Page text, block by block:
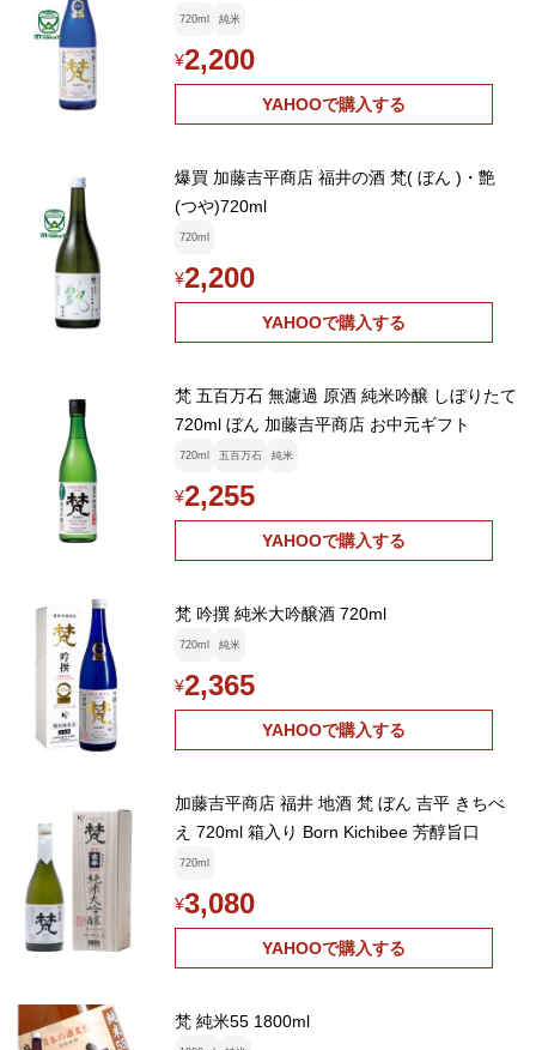
720ml 純米
¥2,200
YAHOOで購入する
爆買 加藤吉平商店 福井の酒 梵( ぼん )・艶
(つや)720ml
720ml
¥2,200
YAHOOで購入する
梵 五百万石 無濾過 原酒 純米吟醸 しぼりたて
720ml ぼん 加藤吉平商店 お中元ギフト
720ml 五百万石 純米
¥2,255
YAHOOで購入する
梵 吟撰 純米大吟醸酒 720ml
720ml 純米
¥2,365
YAHOOで購入する
加藤吉平商店 福井 地酒 梵 ぼん 吉平 きちべ
え 720ml 箱入り Born Kichibee 芳醇旨口
720ml
¥3,080
YAHOOで購入する
梵 純米55 1800ml